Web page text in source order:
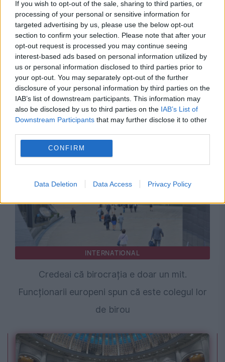
If you wish to opt-out of the sale, sharing to third parties, or
processing of your personal or sensitive information for
targeted advertising by us, please use the below opt-out
section to confirm your selection. Please note that after your
opt-out request is processed you may continue seeing
interest-based ads based on personal information utilized by
us or personal information disclosed to third parties prior to
your opt-out. You may separately opt-out of the further
disclosure of your personal information by third parties on the
IAB’s list of downstream participants. This information may
also be disclosed by us to third parties on the IAB’s List of
Downstream Participants that may further disclose it to other
CONFIRM
Data Deletion Data Access Privacy Policy
INTERNATIONAL
Fermierii francezi schimbă culturile din cauza
secetei. Năutul și lintea câștigă teren în
INTERNATIONAL
Credeai că birocrația e doar un mit.
Funcționarii europeni spun că este colegul lor
de birou